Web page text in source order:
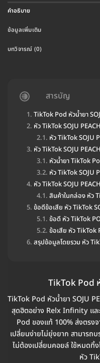
คำอธิบาย
ข้อมูลเพิ่มเติม
บทวิจารณ์ (0)
สารบัญ
TikTok Pod หัวน้ำยา
หัว TikTok SOJU PEACH
หัว TikTok SOJU
หัว TikTok SOJU
หัวน้ำยา TikTok
หัว TikTok SOJU
หัว TikTok SOJU
สินค้าในกล่อง หัว
ข้อดีข้อเสีย หัว TikTok
ข้อดี หัว TikTok
ข้อเสีย หัว TikTok
สรุปข้อมูลโดยรวม หัว
TikTok Pod
TikTok Pod หัวน้ำยา SOJU
สุดฮิตอย่าง Relx Infinity แ
Pod ของแท้ 100% ส่งตร
เปลี่ยนง่ายไม่ยุ่งยาก สามารถ
ไม่ต้องเปลี่ยนคอยล์ ใช้หมดทิ้
หัว